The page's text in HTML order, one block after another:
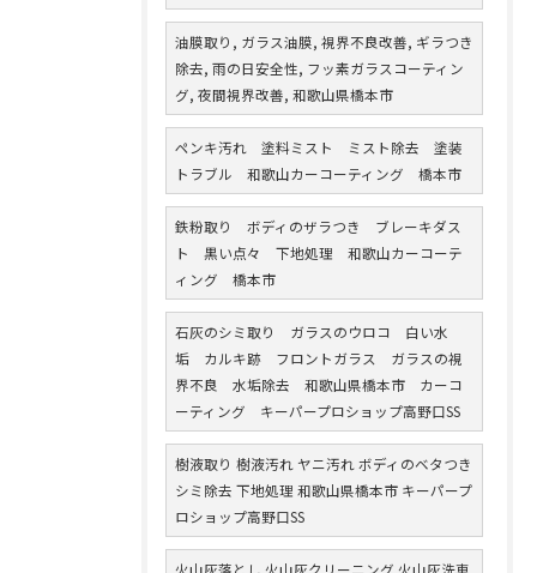
油膜取り, ガラス油膜, 視界不良改善, ギラつき
除去, 雨の日安全性, フッ素ガラスコーティン
グ, 夜間視界改善, 和歌山県橋本市
ペンキ汚れ 塗料ミスト ミスト除去 塗装
トラブル 和歌山カーコーティング 橋本市
鉄粉取り ボディのザラつき ブレーキダス
ト 黒い点々 下地処理 和歌山カーコーテ
ィング 橋本市
石灰のシミ取り ガラスのウロコ 白い水
垢 カルキ跡 フロントガラス ガラスの視
界不良 水垢除去 和歌山県橋本市 カーコ
ーティング キーパープロショップ高野口SS
樹液取り 樹液汚れ ヤニ汚れ ボディのベタつき
シミ除去 下地処理 和歌山県橋本市 キーパープ
ロショップ高野口SS
火山灰落とし 火山灰クリーニング 火山灰洗車